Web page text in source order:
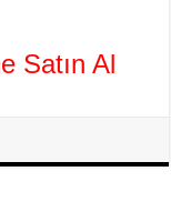
Satın Al